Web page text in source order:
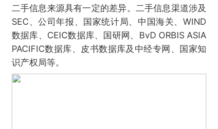
二手信息来源具有一定的差异。二手信息渠道涉及
SEC、公司年报、国家统计局、中国海关、WIND
数据库、CEIC数据库、国研网、BvD ORBIS ASIA
PACIFIC数据库、皮书数据库及中经专网、国家知
识产权局等。